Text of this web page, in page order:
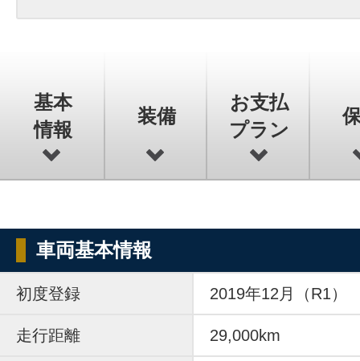
基本
情報
装備
お支払
プラン
車両基本情報
初度登録 2019年12月（R1）
走行距離 29,000km